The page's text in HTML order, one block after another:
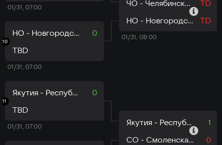
01/31, 07:00
10
НО - Новгородская область
0
TBD
01/31, 07:00
11
Якутия - Республика Саха
0
TBD
01/31, 07:00
ЧО - Челябинская область
TD
НО - Новгородская область
TD
01/31, 08:00
Якутия - Республика Саха
1
СО - Смоленская область
0